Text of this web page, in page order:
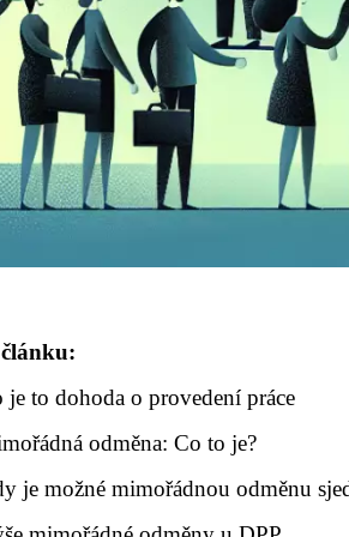
je to dohoda o provedení práce
odměna: Co to je?
je možné mimořádnou odměnu